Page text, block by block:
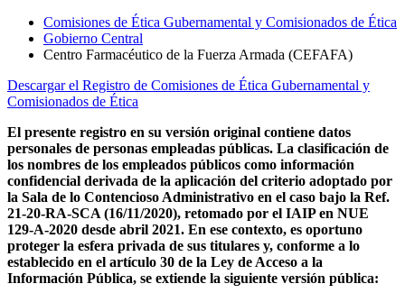
Comisiones de Ética Gubernamental y Comisionados de Ética
Gobierno Central
Centro Farmacéutico de la Fuerza Armada (CEFAFA)
Descargar el Registro de Comisiones de Ética Gubernamental y
Comisionados de Ética
El presente registro en su versión original contiene datos
personales de personas empleadas públicas. La clasificación de
los nombres de los empleados públicos como información
confidencial derivada de la aplicación del criterio adoptado por
la Sala de lo Contencioso Administrativo en el caso bajo la Ref.
21-20-RA-SCA (16/11/2020), retomado por el IAIP en NUE
129-A-2020 desde abril 2021. En ese contexto, es oportuno
proteger la esfera privada de sus titulares y, conforme a lo
establecido en el artículo 30 de la Ley de Acceso a la
Información Pública, se extiende la siguiente versión pública: